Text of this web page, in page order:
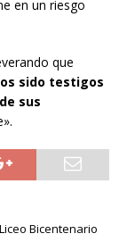
en un riesgo
que
sido testigos
sus
Bicentenario